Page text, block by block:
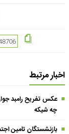
اخبار مرتبط
عکس تفریح رامبد
چه شیکه